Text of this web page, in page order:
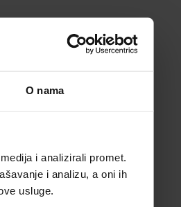
O nama
i analizirali promet.
i analizu, a oni ih
usluge.